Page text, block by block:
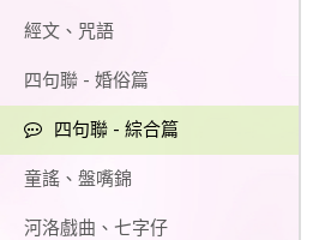
經文、咒語
四句聯 - 婚俗篇
四句聯 - 綜合篇
童謠、盤嘴錦
河洛戲曲、七字仔